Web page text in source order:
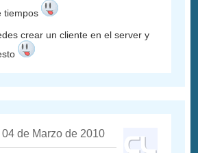
tiempos
crear un cliente en el server y
de Marzo de 2010